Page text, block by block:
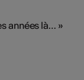
années là… »